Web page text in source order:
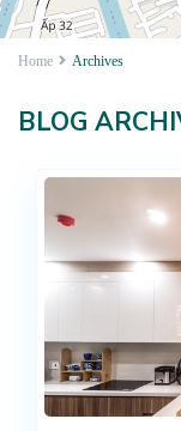
Home Archives
BLOG